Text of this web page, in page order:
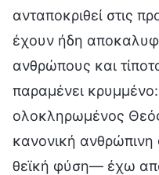
ανταποκριθεί στις
έχουν ήδη
ανθρώπους και
παραμένει
ολοκληρωμένος
κανονική
θεϊκή φύση— έχω